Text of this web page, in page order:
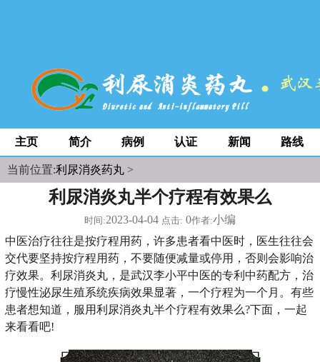
主页 简介 病例 认证 新闻 路线
当前位置:利尿消炎药丸 >
利尿消炎丸半个疗程有效果么
时间:2023-04-04 点击: 0作者:小编
中医治疗往往是按疗程用药，许多患者看中医时，医生往往会
交代要坚持按疗程用药，不要随便减量或停用，否则会影响治
疗效果。利尿消炎丸，是武汉李小平中医的专利中药配方，治
疗慢性泌尿生殖系统疾病效果显著，一个疗程为一个月。有些
患者想知道，服用利尿消炎丸半个疗程有效果么?下面，一起
来看看吧!